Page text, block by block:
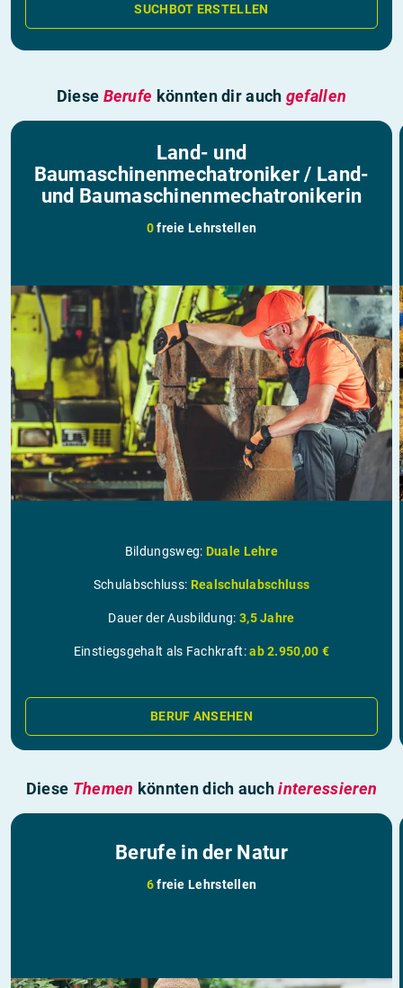
SUCHBOT ERSTELLEN
Diese Berufe könnten dir auch gefallen
Land- und
Baumaschinenmechatroniker / Land-
und Baumaschinenmechatronikerin
0freie Lehrstellen
Bildungsweg: Duale Lehre
Schulabschluss: Realschulabschluss
Dauer der Ausbildung: 3,5 Jahre
Einstiegsgehalt als Fachkraft:ab 2.950,00 €
BERUF ANSEHEN
Diese Themen könnten dich auchinteressieren
Berufe in der Natur
6freie Lehrstellen